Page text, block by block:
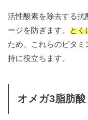
活性酸素を除去する抗
ージを防ぎます。とく
ため、これらのビタ
持に役立ちます。
オメガ3脂肪酸